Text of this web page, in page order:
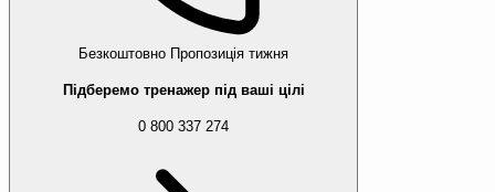
Безкоштовно Пропозиція тижня
Підберемо тренажер під ваші цілі
0 800 337 274